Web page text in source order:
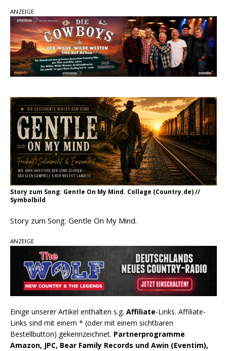
Kacey Musgraves entführt Fans mit neuem
Video zu „Mexico Honey“
Carter Faith mit brandneuem Musikvideo zu
„Pearl Handled Pistol“
Ella Langley schreibt Musikgeschichte:
aller Zeiten
ANZEIGE
Story zum Song: Gentle On My Mind. Collage (Country.de) //
Symbolbild
Story zum Song: Gentle On My Mind.
ANZEIGE
Einige unserer Artikel enthalten s.g. Affiliate-Links. Affiliate-
Links sind mit einem * (oder mit einem sichtbaren
Bestellbutton) gekennzeichnet. Partnerprogramme
Amazon, JPC, Bear Family Records und Awin (Eventim),